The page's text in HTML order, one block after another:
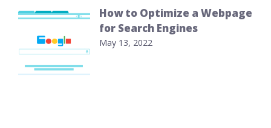
How to Optimize a Webpage
for Search Engines
May 13, 2022